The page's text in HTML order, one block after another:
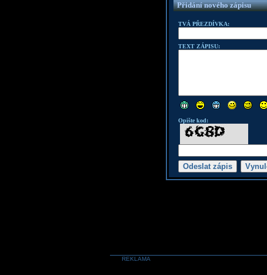
Přidání nového zápisu
TVÁ PŘEZDÍVKA:
TEXT ZÁPISU:
Opište kod:
REKLAMA